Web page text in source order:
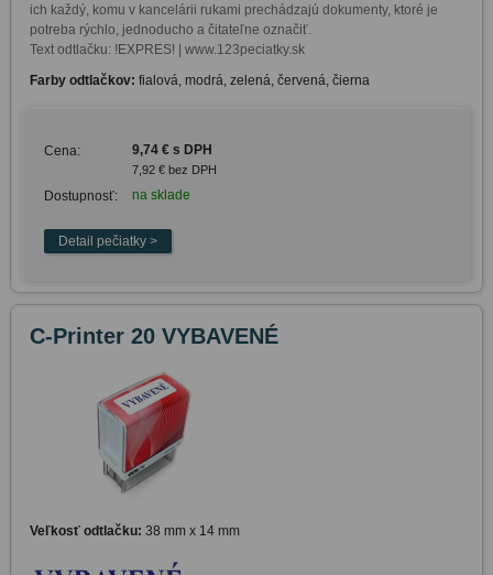
ich každý, komu v kancelárii rukami prechádzajú dokumenty, ktoré je
potreba rýchlo, jednoducho a čitateľne označiť.
Text odtlačku: !EXPRES! | www.123peciatky.sk
Farby odtlačkov: fialová, modrá, zelená, červená, čierna
Cena: 9,74 € s DPH
7,92 € bez DPH
Dostupnosť: na sklade
C-Printer 20 VYBAVENÉ
Veľkosť odtlačku: 38 mm x 14 mm